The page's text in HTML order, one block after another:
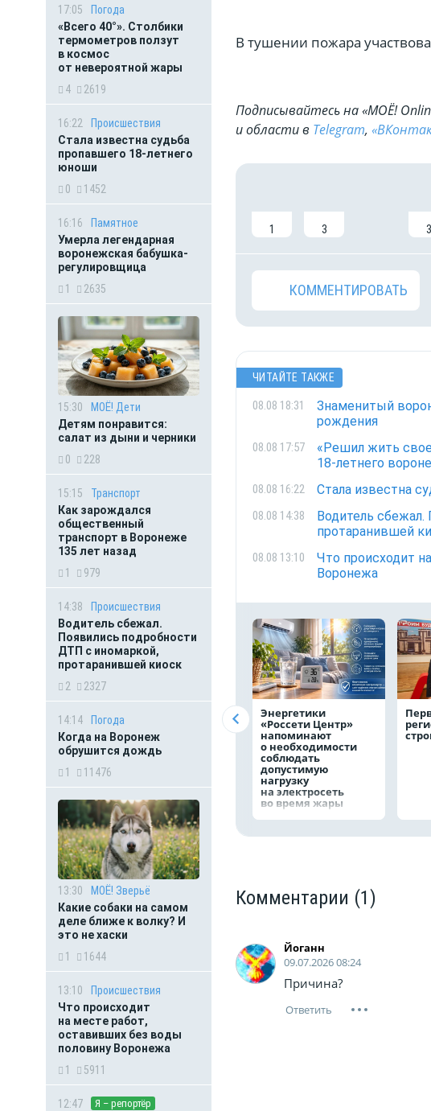
17:05
Погода
«Всего 40°». Столбики
термометров ползут
в космос
от невероятной жары
4
2619
16:22
Происшествия
Стала известна судьба
пропавшего 18-летнего
юноши
0
1452
16:16
Памятное
Умерла легендарная
воронежская бабушка-
регулировщица
1
2635
15:30
МОЁ! Дети
Детям понравится:
салат из дыни и черники
0
228
15:15
Транспорт
Как зарождался
общественный
транспорт в Воронеже
135 лет назад
1
979
14:38
Происшествия
Водитель сбежал.
Появились подробности
ДТП с иномаркой,
протаранившей киоск
2
2327
14:14
Погода
Когда на Воронеж
обрушится дождь
1
11476
13:30
МОЁ! Зверьё
Какие собаки на самом
деле ближе к волку? И
это не хаски
1
1644
13:10
Происшествия
Что происходит
на месте работ,
оставивших без воды
половину Воронежа
1
5911
12:47 Я – репортёр
В тушении пожара
Подписывайтесь на «МОЁ!
и области в Telegram,
1 3 3
КОММЕНТИРОВАТЬ
ЧИТАЙТЕ ТАКЖЕ
08.08 18:31
Знаменитый
рождения
08.08 17:57
«Решил жить
18-летнего
08.08 16:22 Стала известна
08.08 14:38
Водитель
протаранившей
08.08 13:10
Что происходит
Воронежа
Энергетики
«Россети Центр»
напоминают
о необходимости
соблюдать
допустимую
нагрузку
на электросеть
во время жары
Комментарии (1)
Йоганн
09.07.2026 08:24
Причина?